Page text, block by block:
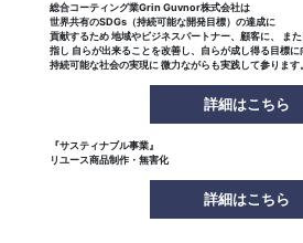
総合コーティング業Grin Guvnor株式会社は
世界共有のSDGs（持続可能な開発目標）の達成に
貢献するため 地域やビジネスパートナー、顧客に、
ま
指し 自らが出来ることを改善し、自らが成し得る目標に
持続可能な社会の実現に 微力ながらも実践して参ります。
詳細はこちら
『サスティナブル事業』
リユース商品制作・無害化
詳細はこちら